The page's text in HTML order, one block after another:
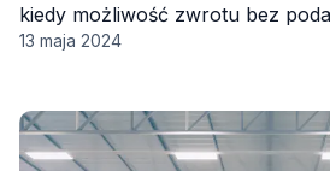
kiedy możliwość zwrotu bez
13 maja 2024